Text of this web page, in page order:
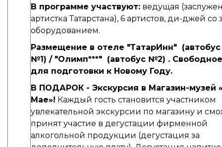
В программе участвуют: ведущая
артистка Татарстана), 6 артистов, ди-джей
оборудованием.
Размещение в отеле "ТатарИнн" (автобус
№1) / "Олимп***" (автобус №2) .
для подготовки к Новому Году.
В ПОДАРОК - Экскурсия в Магазин-музей
Мае»! Каждый гость становится участником
увлекательной экскурсии по магазину и
принят участие в дегустации фирменной
алкогольной продукции (дегустация за